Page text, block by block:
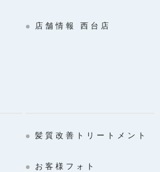
店舗情報 西台店
髪質改善トリートメント
お客様フォト